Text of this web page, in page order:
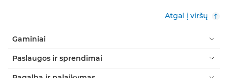
Atgal į viršų
Gaminiai
Paslaugos ir sprendimai